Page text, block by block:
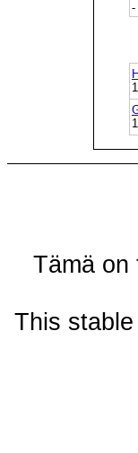
-
Tämä on
This